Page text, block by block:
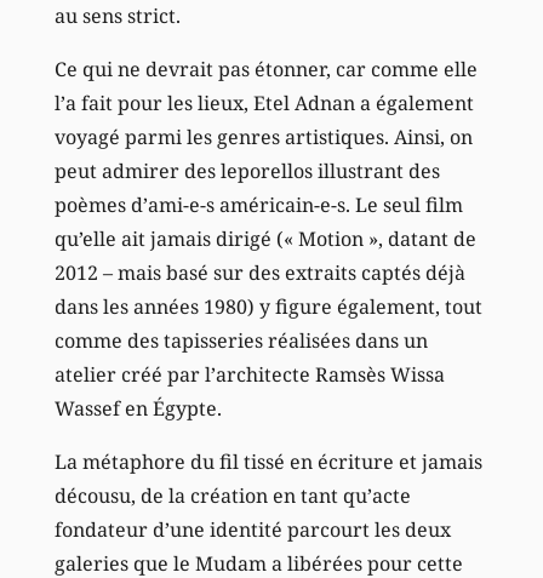
au sens strict.
Ce qui ne devrait pas étonner, car comme elle
l’a fait pour les lieux, Etel Adnan a également
voyagé parmi les genres artistiques. Ainsi, on
peut admirer des leporellos illustrant des
poèmes d’ami-e-s américain-e-s. Le seul film
qu’elle ait jamais dirigé (« Motion », datant de
2012 – mais basé sur des extraits captés déjà
dans les années 1980) y figure également, tout
comme des tapisseries réalisées dans un
atelier créé par l’architecte Ramsès Wissa
Wassef en Égypte.
La métaphore du fil tissé en écriture et jamais
décousu, de la création en tant qu’acte
fondateur d’une identité parcourt les deux
galeries que le Mudam a libérées pour cette